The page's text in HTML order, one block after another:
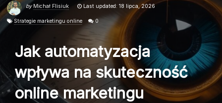
by Michał Flisiuk Last updated: 18 lipca, 2026
Strategie marketingu online 0
Jak automatyzacja
wpływa na skuteczność
online marketingu